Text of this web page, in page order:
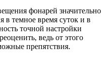
фонарей значительно
в темное время суток и в
точной настройки
ведь от этого
препятствия.